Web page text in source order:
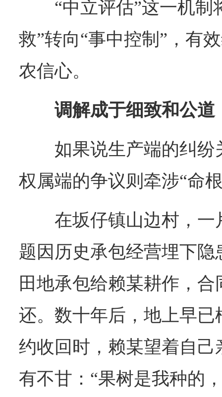
“中立评估”这一机制
救”转向“事中控制”，有
农信心。
调解成于细致和公道
如果说生产端的纠纷
权属端的争议则牵涉“命
在坂仔镇山边村，一
题因历史承包经营埋下
田地承包给赖某耕作，
还。数十年后，地上早
约收回时，赖某望着自
有不甘：“果树是我种的